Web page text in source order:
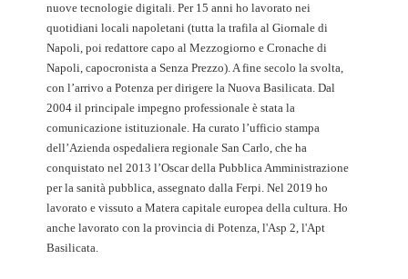
nuove tecnologie digitali. Per 15 anni ho lavorato nei
quotidiani locali napoletani (tutta la trafila al Giornale di
Napoli, poi redattore capo al Mezzogiorno e Cronache di
Napoli, capocronista a Senza Prezzo). A fine secolo la svolta,
con l’arrivo a Potenza per dirigere la Nuova Basilicata. Dal
2004 il principale impegno professionale è stata la
comunicazione istituzionale. Ha curato l’ufficio stampa
dell’Azienda ospedaliera regionale San Carlo, che ha
conquistato nel 2013 l’Oscar della Pubblica Amministrazione
per la sanità pubblica, assegnato dalla Ferpi. Nel 2019 ho
lavorato e vissuto a Matera capitale europea della cultura. Ho
anche lavorato con la provincia di Potenza, l'Asp 2, l'Apt
Basilicata.